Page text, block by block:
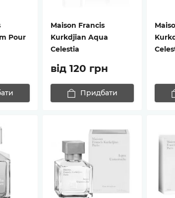
Pour
Maison Francis
Kurkdjian Aqua
Celestia
від 120 грн
Придбати